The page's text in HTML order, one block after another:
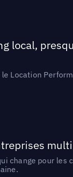
local,
Location
change pour les